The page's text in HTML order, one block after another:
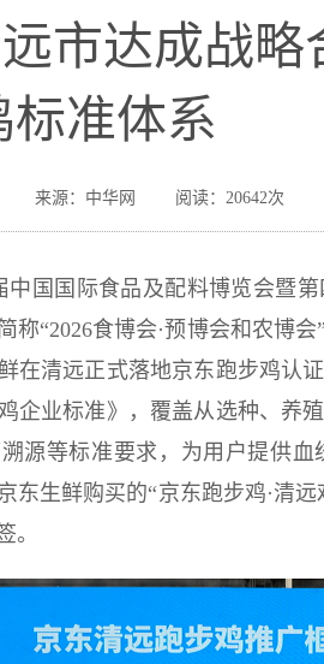
市达成战
准体系
来源：中华网 阅读：20642次
中国国际食品及配料博览会暨
称“2026食博会·预博会和农博
在清远正式落地京东跑步鸡认
企业标准》，覆盖从选种、养
源等标准要求，为用户提供
东生鲜购买的“京东跑步鸡·清
。